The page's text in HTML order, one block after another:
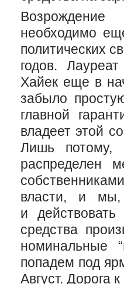
необходимо
политических
годов.
Хайек еще в
забыло
главной
владеет этой
Лишь потому,
распределен
власти, и мы,
и
средства
номинальные
попадем под
Август. Дорога